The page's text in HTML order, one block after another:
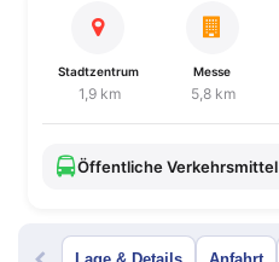
Stadtzentrum
1,9 km
Messe
5,8 km
Öffentliche Verkehrsmittel